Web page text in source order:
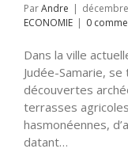
ParAndre |
ECONOMIE | 0
Dans la ville
Judée-Samarie,
découvertes
terrasses
hasmonéennes,
datant…